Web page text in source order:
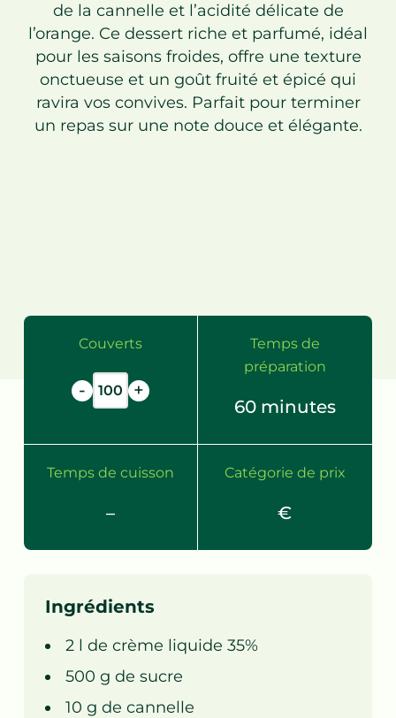
de la cannelle et l’acidité délicate de
l’orange. Ce dessert riche et parfumé, idéal
pour les saisons froides, offre une texture
onctueuse et un goût fruité et épicé qui
ravira vos convives. Parfait pour terminer
un repas sur une note douce et élégante.
Couverts
- +
Temps de
préparation
60 minutes
Temps de cuisson
–
Catégorie de prix
€
Ingrédients
2 l decrème liquide 35%
500 g desucre
10 g decannelle